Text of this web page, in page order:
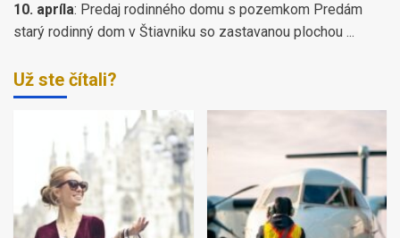
10. apríla: Predaj rodinného domu s pozemkom Predám
starý rodinný dom v Štiavniku so zastavanou plochou ...
Už ste čítali?